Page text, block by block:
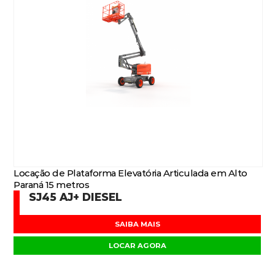
Locação de Plataforma Elevatória Articulada em Alto
Paraná 15 metros
SJ45 AJ+ DIESEL
SAIBA MAIS
LOCAR AGORA